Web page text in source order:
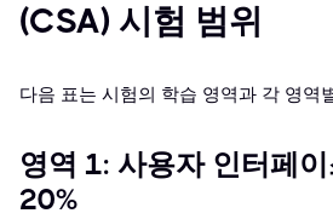
(CSA) 시험 범위
다음 표는 시험의 학습 영역과 각 영역
영역 1: 사용자 인터페
20%